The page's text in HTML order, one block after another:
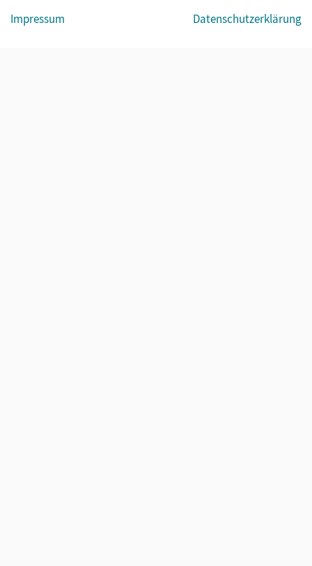
© Cornelsen Verlag 2026
Impressum Datenschutzerklärung